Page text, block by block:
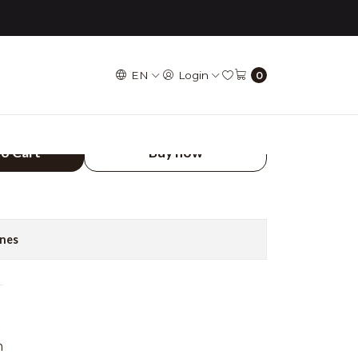
EN Login 0
48 mm
27.5 x 2.0/3.0 -
48 mm
Cart Buy now